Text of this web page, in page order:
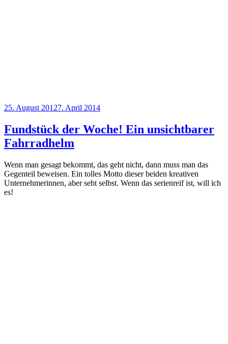
Veröffentlicht
25. August 20127. April 2014
Fundstück der Woche! Ein unsichtbarer
Fahrradhelm
Wenn man gesagt bekommt, das geht nicht, dann muss man das
Gegenteil beweisen. Ein tolles Motto dieser beiden kreativen
Unternehmerinnen, aber seht selbst. Wenn das serienreif ist, will ich
es!